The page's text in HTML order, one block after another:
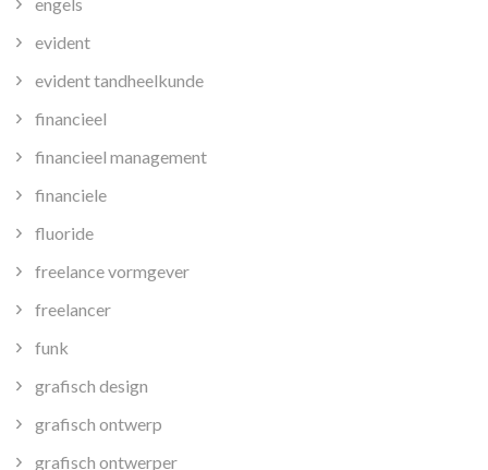
evident
evident tandheelkunde
financieel
financieel management
financiele
fluoride
freelance vormgever
freelancer
funk
grafisch design
grafisch ontwerp
grafisch ontwerper